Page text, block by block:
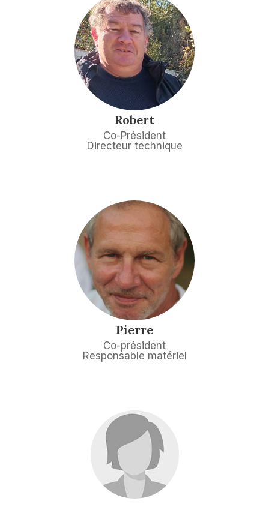
Robert
Co-Président
Directeur technique
Pierre
Co-président
Responsable matériel